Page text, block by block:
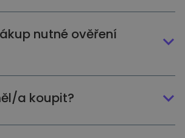
nutné ověření
a koupit?